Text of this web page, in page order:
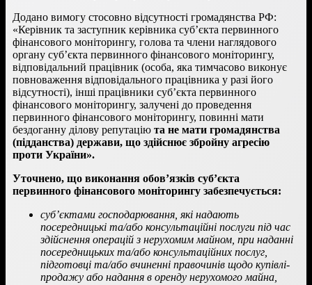
Додано вимогу стосовно відсутності громадянства РФ:
«Керівник та заступник керівника суб’єкта первинного
фінансового моніторингу, голова та члени наглядового
органу суб’єкта первинного фінансового моніторингу,
відповідальний працівник (особа, яка тимчасово виконує
повноваження відповідального працівника у разі його
відсутності), інші працівники суб’єкта первинного
фінансового моніторингу, залучені до проведення
первинного фінансового моніторингу, повинні мати
бездоганну ділову репутацію та не мати громадянства
(підданства) держави, що здійснює збройну агресію
проти України».
Уточнено, що виконання обов’язків суб’єкта
первинного фінансового моніторингу забезпечується:
суб’єктами господарювання, які надають
посередницькі та/або консультаційні послуги під час
здійснення операцій з нерухомим майном, при наданні
посередницьких та/або консультаційних послуг,
підготовці та/або вчиненні правочинів щодо купівлі-
продажу або надання в оренду нерухомого майна,